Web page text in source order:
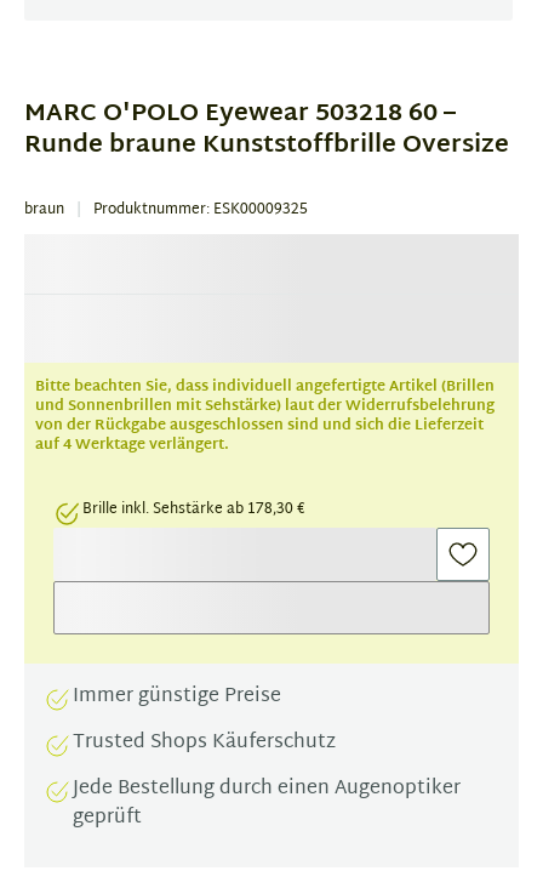
1
MARC O'POLO Eyewear 503218 60 –
Runde braune Kunststoffbrille Oversize
braun Produktnummer: ESK00009325
Bitte beachten Sie, dass individuell angefertigte Artikel (Brillen
und Sonnenbrillen mit Sehstärke) laut der Widerrufsbelehrung
von der Rückgabe ausgeschlossen sind und sich die Lieferzeit
auf 4 Werktage verlängert.
Brille inkl. Sehstärke ab 178,30 €
Immer günstige Preise
Trusted Shops Käuferschutz
Jede Bestellung durch einen Augenoptiker
geprüft